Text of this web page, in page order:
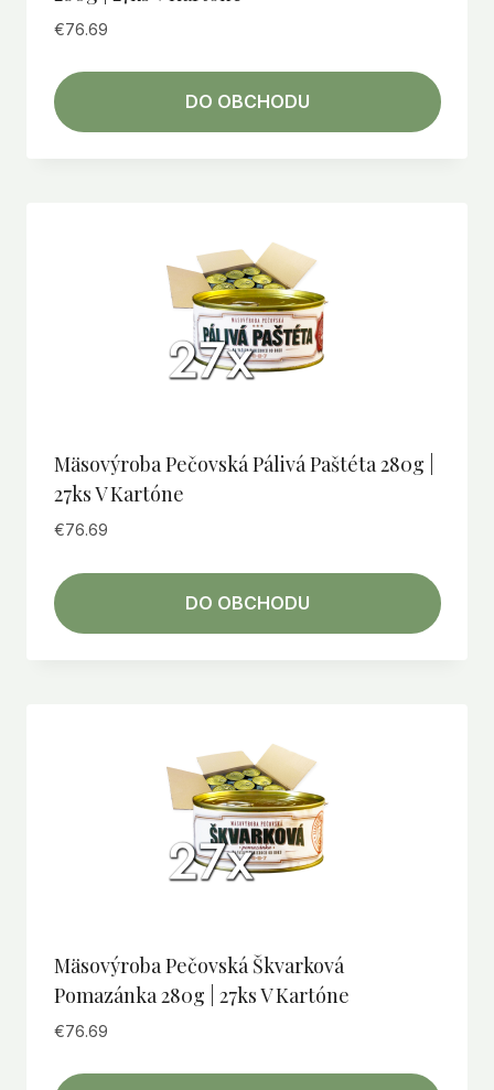
€76.69
DO OBCHODU
Mäsovýroba Pečovská Pálivá Paštéta 280g |
27ks V Kartóne
€76.69
DO OBCHODU
Mäsovýroba Pečovská Škvarková
Pomazánka 280g | 27ks V Kartóne
€76.69